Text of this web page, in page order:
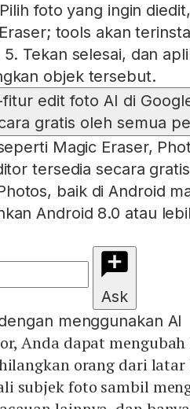
foto yang ingin
tools akan
Tekan selesai, dan
objek tersebut.
edit foto AI di
gratis oleh semua
Magic Eraser,
tersedia secara
baik di Android
Android 8.0 atau
Ask
menggunakan AI
Anda dapat
orang dari latar
subjek foto sambil